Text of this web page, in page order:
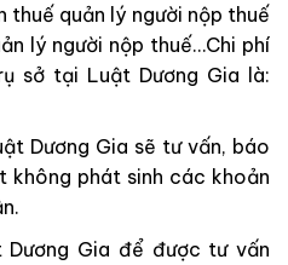
thuế quản lý người nộp thuế
lý người nộp thuế…Chi phí
sở tại Luật Dương Gia là:
Dương Gia sẽ tư vấn, báo
phát sinh các khoản
Dương Gia để được tư vấn